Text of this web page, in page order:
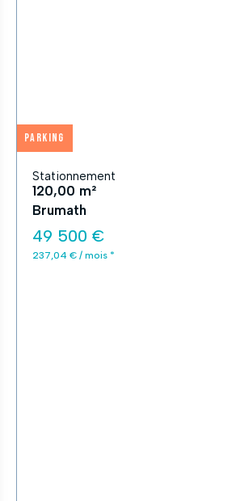
Parking
Stationnement
120,00 m²
Brumath
49 500 €
237,04 € / mois *